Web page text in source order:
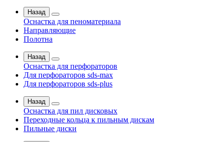
Назад
Оснастка для пеноматериала
Направляющие
Полотна
Назад
Оснастка для перфораторов
Для перфораторов sds-max
Для перфораторов sds-plus
Назад
Оснастка для пил дисковых
Переходные кольца к пильным дискам
Пильные диски